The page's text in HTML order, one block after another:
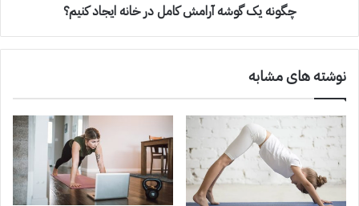
چگونه یک گوشه آرامش کامل در خانه ایجاد کنیم؟
نوشته های مشابه